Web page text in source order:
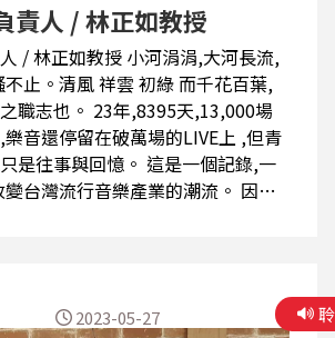
責人 / 林正如教授
教授 小河涓涓,大河長流,
止。清風 祥雲 初綠 而千花百葉,
,8395天,13,000場
音還停留在破萬場的LIVE上 ,但青
回憶。 這是一個記錄,一
台灣流行音樂產業的潮流。 因此
設備,觀眾聽到的是你最真實的面
2023-05-27